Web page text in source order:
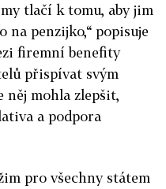
tlačí k tomu, aby jim
na penzijko,“ popisuje
firemní benefity
přispívat svým
něj mohla zlepšit,
a podpora
pro všechny státem